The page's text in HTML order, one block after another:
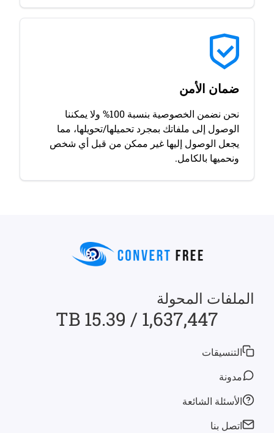
ضمان الأمن
نحن نضمن الخصوصية بنسبة 100% ولا يمكننا
الوصول إلى ملفاتك بمجرد تحميلها/تحويلها، مما
يجعل الوصول إليها غير ممكن من قبل أي شخص
ونحميها بالكامل.
الملفات المحولة
1,637,447 / 15.39 TB
التنسيقات
مدونة
الأسئلة الشائعة
اتصل بنا